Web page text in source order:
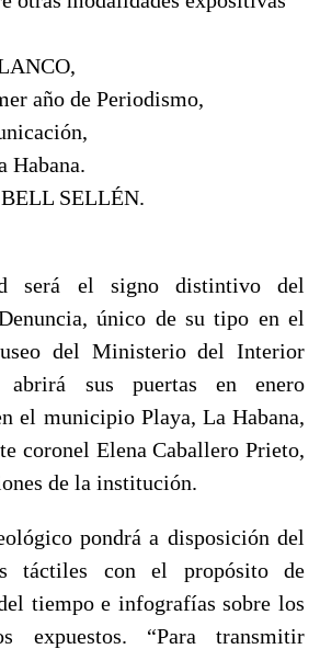
año de Periodismo,
Habana.
SELLÉN.
será el signo distintivo del
único de su tipo en el
del Ministerio del Interior
sus puertas en enero
el municipio Playa, La Habana,
coronel Elena Caballero Prieto,
de la institución.
pondrá a disposición del
táctiles con el propósito de
tiempo e infografías sobre los
expuestos. “Para transmitir